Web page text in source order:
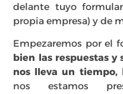
delante tuyo
propia empresa) y de
Empezaremos por el
bien las respuestas y
nos lleva un tiempo,
nos estamos